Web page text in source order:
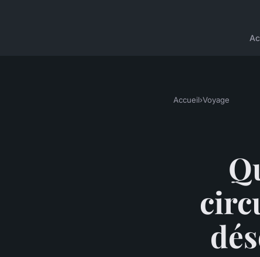
Accueil›Voyage